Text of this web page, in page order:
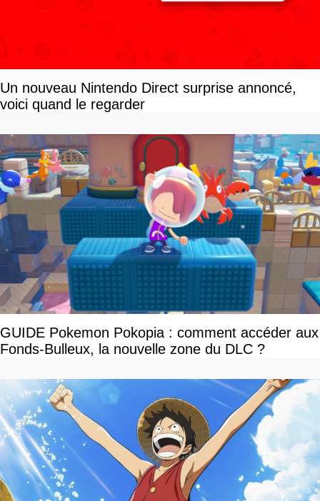
Un nouveau Nintendo Direct surprise annoncé,
voici quand le regarder
GUIDE Pokemon Pokopia : comment accéder aux
Fonds-Bulleux, la nouvelle zone du DLC ?